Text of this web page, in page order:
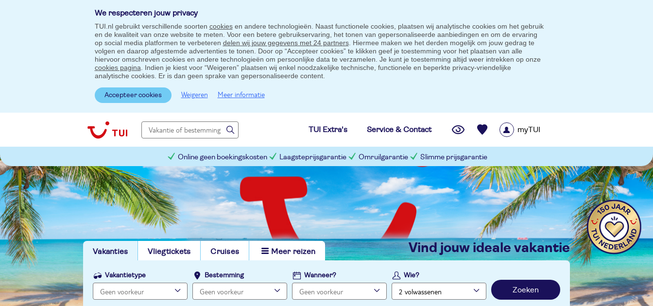
We respecteren jouw privacy
TUI.nl gebruikt verschillende soorten cookiesen andere technologieën. Naast functionele cookies, plaatsen wij analytische cookies om het gebruik
en de kwaliteit van onze website te meten. Voor een betere gebruikservaring, het tonen van gepersonaliseerde aanbiedingen en om de ervaring
op social media platformen te verbeteren delen wij jouw gegevens met 24 partners. Hiermee maken we het derden mogelijk om jouw gedrag te
volgen en daarop afgestemde advertenties te tonen. Door op “Accepteer cookies” te klikken geef je toestemming voor het plaatsen van alle
hiervoor omschreven cookies en andere technologieën om persoonlijke data te verzamelen. Je kunt je toestemming altijd weer intrekken op onze
cookies pagina . Indien je kiest voor “Weigeren” plaatsen wij enkel noodzakelijke technische, functionele en beperkte privacy-vriendelijke
analytische cookies. Er is dan geen sprake van gepersonaliseerde content.
Accepteer cookies Weigeren Meer informatie
TUI Extra's Service & Contact myTUI
Online geen boekingskosten Laagsteprijsgarantie Omruilgarantie Slimme prijsgarantie
Vakanties Vliegtickets Cruises Meer reizen vind jouw ideale vakantie
Vakantietype Bestemming Wanneer? Wie?
Zoeken